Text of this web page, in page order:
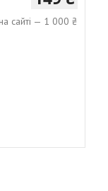
сайті — 1 000 ₴